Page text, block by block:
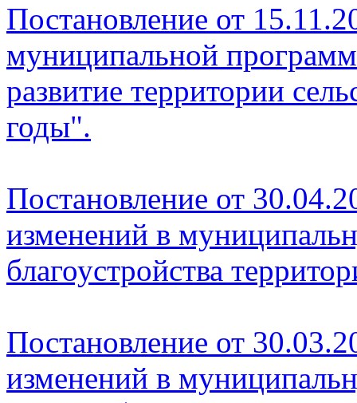
Постановление от
муниципальной
развитие территории
годы".
Постановление от
изменений в
благоустройства
Постановление от
изменений в